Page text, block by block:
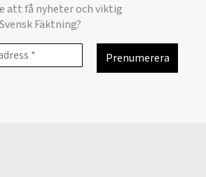
att få nyheter och viktig
Fäktning?